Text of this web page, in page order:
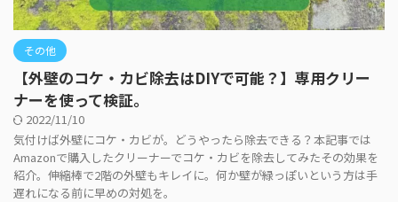
その他
【外壁のコケ・カビ除去はDIYで可能？】専用クリー
ナーを使って検証。
2022/11/10
気付けば外壁にコケ・カビが。どうやったら除去できる？本記事では
Amazonで購入したクリーナーでコケ・カビを除去してみたその効果を
紹介。伸縮棒で2階の外壁もキレイに。何か壁が緑っぽいという方は手
遅れになる前に早めの対処を。